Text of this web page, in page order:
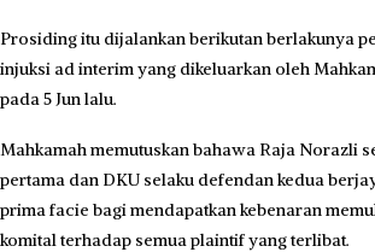
Prosiding itu dijalankan berikutan berlakunya
injuksi ad interim yang dikeluarkan oleh
pada 5 Jun lalu.
Mahkamah memutuskan bahawa Raja Norazli
pertama dan DKU selaku defendan kedua
prima facie bagi mendapatkan kebenaran
komital terhadap semua plaintif yang terlibat.